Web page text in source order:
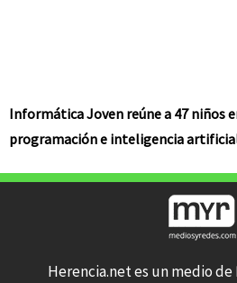
Informática Joven reúne a 47 niños
programación e inteligencia
Herencia.net es un medio de